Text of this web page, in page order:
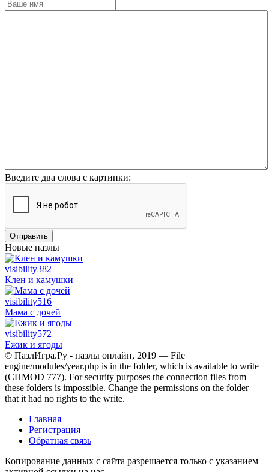
Введите два слова с картинки:
Отправить
Новые пазлы
visibility382
Клен и камушки
visibility516
Мама с дочей
visibility572
Ежик и ягоды
© ПазлИгра.Ру - пазлы онлайн, 2019 — File
engine/modules/year.php is in the folder, which is available to write
(CHMOD 777). For security purposes the connection files from
these folders is impossible. Change the permissions on the folder
that it had no rights to the write.
Главная
Регистрация
Обратная связь
Копирование данных с сайта разрешается только с указанием